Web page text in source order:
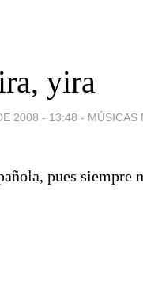
yira
2008 - 13:48 - MÚSICAS
pues siempre